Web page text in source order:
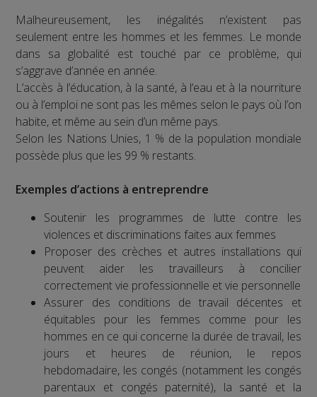
Malheureusement, les inégalités n’existent pas
seulement entre les hommes et les femmes. Le monde
dans sa globalité est touché par ce problème, qui
s’aggrave d’année en année.
L’accès à l’éducation, à la santé, à l’eau et à la nourriture
ou à l’emploi ne sont pas les mêmes selon le pays où l’on
habite, et même au sein d’un même pays.
Selon les Nations Unies, 1 % de la population mondiale
possède plus que les 99 % restants.
Exemples d’actions à entreprendre
Soutenir les programmes de lutte contre les
violences et discriminations faites aux femmes
Proposer des crèches et autres installations qui
peuvent aider les travailleurs à concilier
correctement vie professionnelle et vie personnelle
Assurer des conditions de travail décentes et
équitables pour les femmes comme pour les
hommes en ce qui concerne la durée de travail, les
jours et heures de réunion, le repos
hebdomadaire, les congés (notamment les congés
parentaux et congés paternité), la santé et la